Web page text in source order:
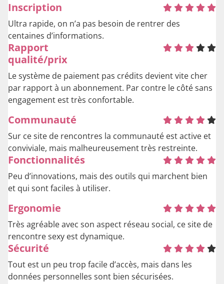
Inscription
Ultra rapide, on n’a pas besoin de rentrer des
centaines d’informations.
Rapport
qualité/prix
Le système de paiement pas crédits devient vite cher
par rapport à un abonnement. Par contre le côté sans
engagement est très confortable.
Communauté
Sur ce site de rencontres la communauté est active et
conviviale, mais malheureusement très restreinte.
Fonctionnalités
Peu d’innovations, mais des outils qui marchent bien
et qui sont faciles à utiliser.
Ergonomie
Très agréable avec son aspect réseau social, ce site de
rencontre sexy est dynamique.
Sécurité
Tout est un peu trop facile d’accès, mais dans les
données personnelles sont bien sécurisées.